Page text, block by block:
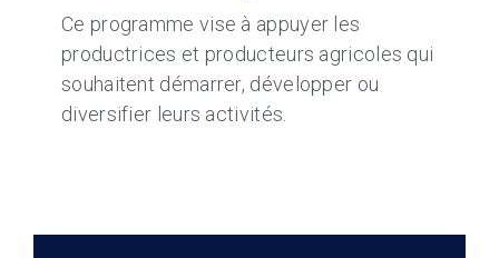
Ce programme vise à appuyer les
productrices et producteurs agricoles qui
souhaitent démarrer, développer ou
diversifier leurs activités.